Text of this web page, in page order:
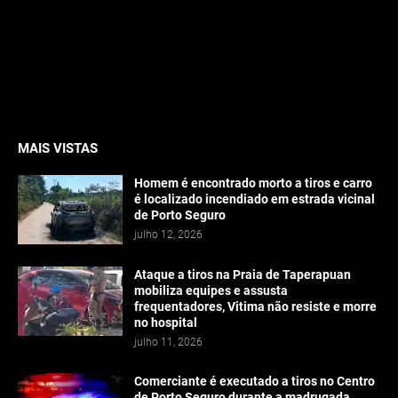
MAIS VISTAS
Homem é encontrado morto a tiros e carro
é localizado incendiado em estrada vicinal
de Porto Seguro
julho 12, 2026
Ataque a tiros na Praia de Taperapuan
mobiliza equipes e assusta
frequentadores, Vitima não resiste e morre
no hospital
julho 11, 2026
Comerciante é executado a tiros no Centro